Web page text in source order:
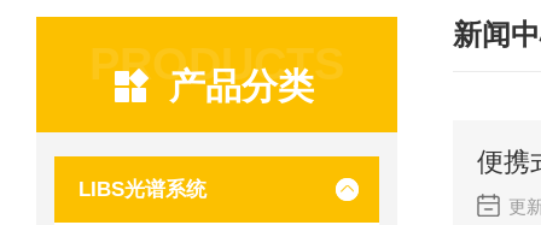
PRODUCTS
产品分类
LIBS光谱系统
新闻
便携
更